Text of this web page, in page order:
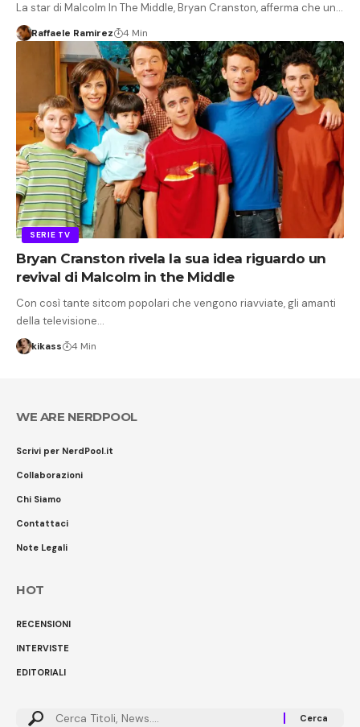
La star di Malcolm In The Middle, Bryan Cranston, afferma che un…
Raffaele Ramirez 4 Min
SERIE TV
Bryan Cranston rivela la sua idea riguardo un
revival di Malcolm in the Middle
Con così tante sitcom popolari che vengono riavviate, gli amanti
della televisione…
kikass 4 Min
WE ARE NERDPOOL
Scrivi per NerdPool.it
Collaborazioni
Chi Siamo
Contattaci
Note Legali
HOT
RECENSIONI
INTERVISTE
EDITORIALI
Cerca: